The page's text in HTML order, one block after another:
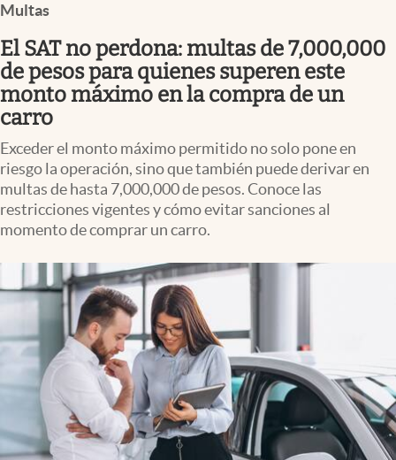
Pc y celular
Vida y estilo
Clima
Espiritualidad
Mediakit
abre en nueva pestaña
México
Multas
El SAT no perdona: multas de 7,000,000
de pesos para quienes superen este
monto máximo en la compra de un
carro
Exceder el monto máximo permitido no solo pone en
riesgo la operación, sino que también puede derivar en
multas de hasta 7,000,000 de pesos. Conoce las
restricciones vigentes y cómo evitar sanciones al
momento de comprar un carro.